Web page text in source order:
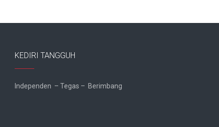
KEDIRI TANGGUH
Independen – Tegas – Berimbang